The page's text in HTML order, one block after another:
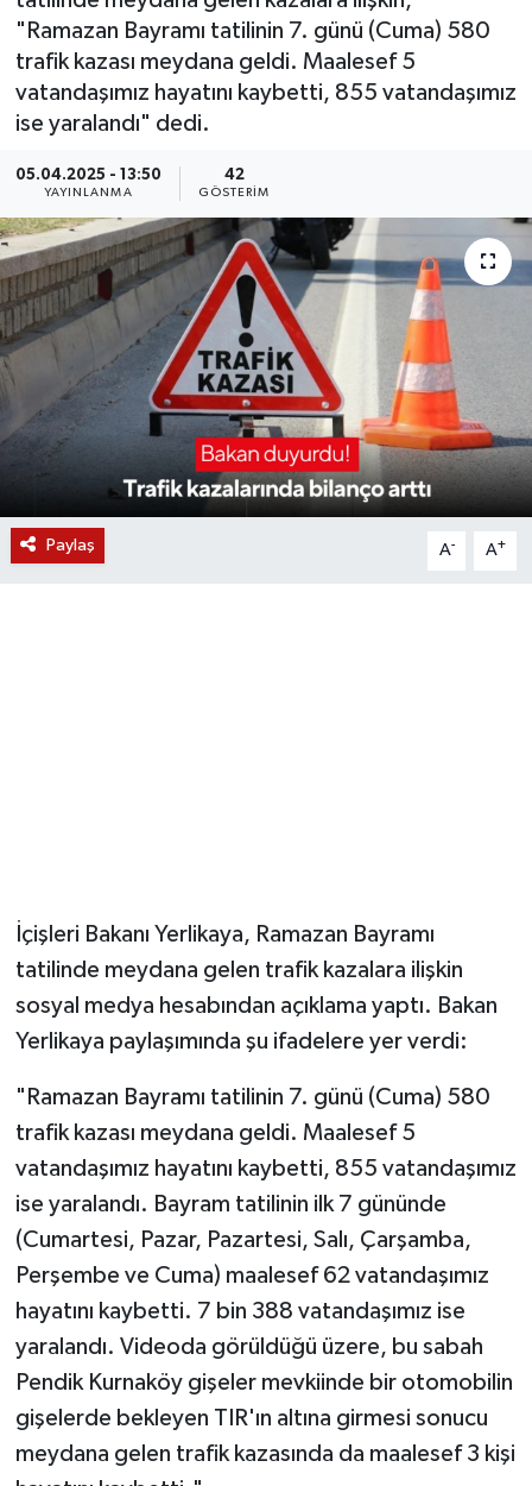
"Ramazan Bayramı tatilinin 7. günü (Cuma) 580
trafik kazası meydana geldi. Maalesef 5
vatandaşımız hayatını kaybetti, 855 vatandaşımız
ise yaralandı" dedi.
05.04.2025 - 13:50
YAYINLANMA
42
GÖSTERIM
Paylaş A- A+
İçişleri Bakanı Yerlikaya, Ramazan Bayramı
tatilinde meydana gelen trafik kazalara ilişkin
sosyal medya hesabından açıklama yaptı. Bakan
Yerlikaya paylaşımında şu ifadelere yer verdi:
"Ramazan Bayramı tatilinin 7. günü (Cuma) 580
trafik kazası meydana geldi. Maalesef 5
vatandaşımız hayatını kaybetti, 855 vatandaşımız
ise yaralandı. Bayram tatilinin ilk 7 gününde
(Cumartesi, Pazar, Pazartesi, Salı, Çarşamba,
Perşembe ve Cuma) maalesef 62 vatandaşımız
hayatını kaybetti. 7 bin 388 vatandaşımız ise
yaralandı. Videoda görüldüğü üzere, bu sabah
Pendik Kurnaköy gişeler mevkiinde bir otomobilin
gişelerde bekleyen TIR'ın altına girmesi sonucu
meydana gelen trafik kazasında da maalesef 3 kişi
KÜLTÜR SANAT
YAŞAM
LIFE
SARIGÖL
SARUHANLI
SELENDİ
KIRKAĞAÇ
DEMİRCİ
GÖLMARMARA
GÖRDES
SOMA
KÖPRÜBAŞI
KULA
SALİHLİ
SARIGÖL
SARUHANLI
ŞEHZADELER
SELENDİ
TURGUTLU
EKONOMİ
EĞİTİM
KÜLTÜR SANAT
SPOR
YAŞAM
BİLİM VE TEKNOLOJİ
MANİSA'NIN YÖRESEL LEZZETLERİ